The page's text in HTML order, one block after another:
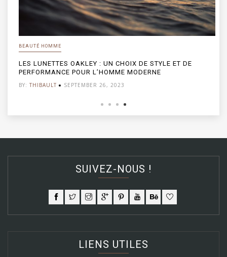
BEAUTÉ HOMME
LES LUNETTES OAKLEY : UN CHOIX DE STYLE ET DE
PERFORMANCE POUR L’HOMME MODERNE
BY:THIBAULT SEPTEMBER 26, 2023
SUIVEZ-NOUS !
LIENS UTILES